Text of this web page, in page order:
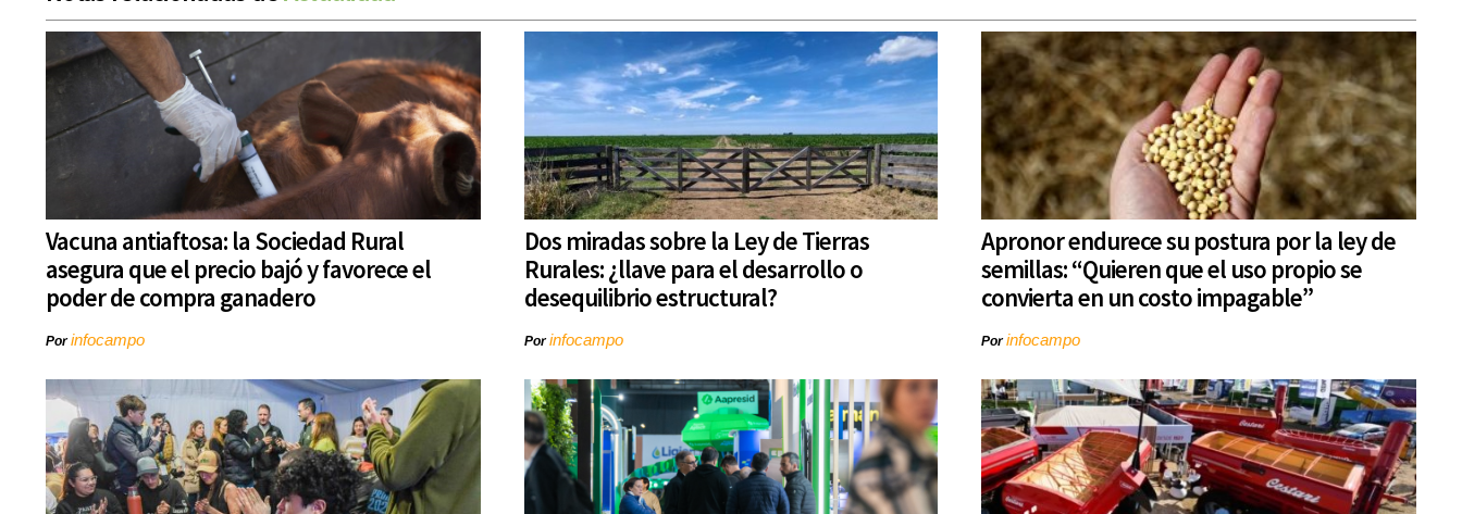
Vacuna antiaftosa: la Sociedad Rural
asegura que el precio bajó y favorece el
poder de compra ganadero
Porinfocampo
Dos miradas sobre la Ley de Tierras
Rurales: ¿llave para el desarrollo o
desequilibrio estructural?
Porinfocampo
Apronor endurece su postura por la ley de
semillas: “Quieren que el uso propio se
convierta en un costo impagable”
Porinfocampo